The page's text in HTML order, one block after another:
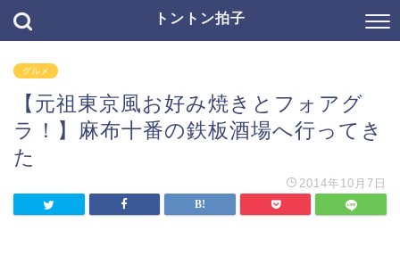
トントン拍子
グルメ
【元祖東京風お好み焼きとフォアグ
ラ！】麻布十番の鉄板酒場へ行ってき
た
2014年10月7日